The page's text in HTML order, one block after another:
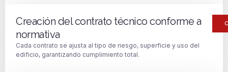
Creación del contrato técnico conforme a
normativa
Cada contrato se ajusta al tipo de riesgo, superficie y uso del
edificio, garantizando cumplimiento total.